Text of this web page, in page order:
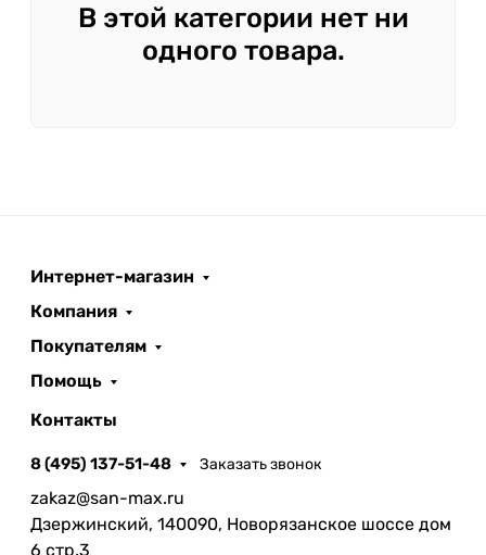
В этой категории нет ни
одного товара.
Интернет-магазин
Компания
Покупателям
Помощь
Контакты
8 (495) 137-51-48 Заказать звонок
zakaz@san-max.ru
Дзержинский, 140090, Новорязанское шоссе дом
6 стр.3